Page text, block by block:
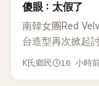
傻眼：太假了
南韓女團Red
台造型再次掀起
被質疑在舞台上
K氏鄉民 16 小時